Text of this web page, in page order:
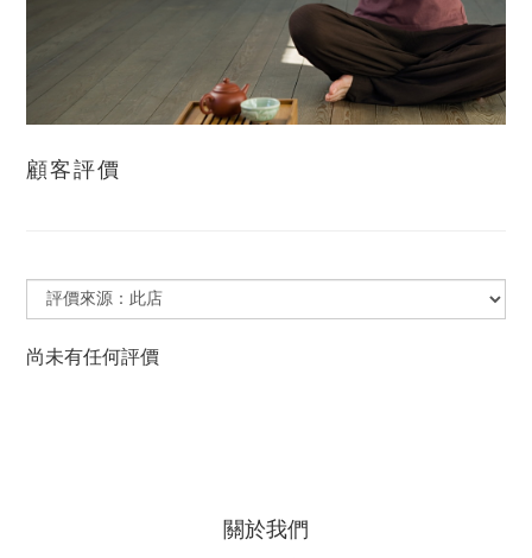
顧客評價
尚未有任何評價
關於我們